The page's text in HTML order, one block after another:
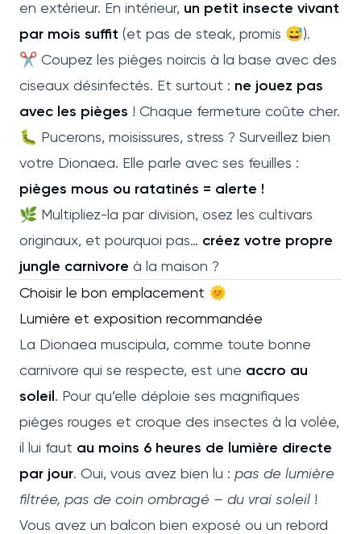
en extérieur. En intérieur, un petit insecte vivant
par mois suffit (et pas de steak, promis 😅).
✂️ Coupez les pièges noircis à la base avec des
ciseaux désinfectés. Et surtout : ne jouez pas
avec les pièges ! Chaque fermeture coûte cher.
🐛 Pucerons, moisissures, stress ? Surveillez bien
votre Dionaea. Elle parle avec ses feuilles :
pièges mous ou ratatinés = alerte !
🌿 Multipliez-la par division, osez les cultivars
originaux, et pourquoi pas… créez votre propre
jungle carnivore à la maison ?
Choisir le bon emplacement 🌞
Lumière et exposition recommandée
La Dionaea muscipula, comme toute bonne
carnivore qui se respecte, est une accro au
soleil. Pour qu’elle déploie ses magnifiques
pièges rouges et croque des insectes à la volée,
il lui faut au moins 6 heures de lumière directe
par jour. Oui, vous avez bien lu : pas de lumière
filtrée, pas de coin ombragé – du vrai soleil !
Vous avez un balcon bien exposé ou un rebord